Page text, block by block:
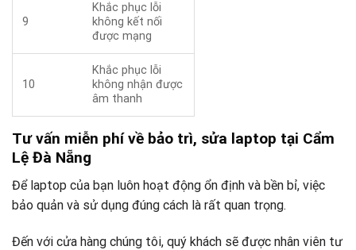
9
Khắc phục lỗi
không kết nối
được mạng
10
Khắc phục lỗi
không nhận được
âm thanh
Tư vấn miễn phí về bảo trì, sửa laptop tại Cẩm
Lệ Đà Nẵng
Để laptop của bạn luôn hoạt động ổn định và bền bỉ, việc
bảo quản và sử dụng đúng cách là rất quan trọng.
Đến với cửa hàng chúng tôi, quý khách sẽ được nhân viên tư